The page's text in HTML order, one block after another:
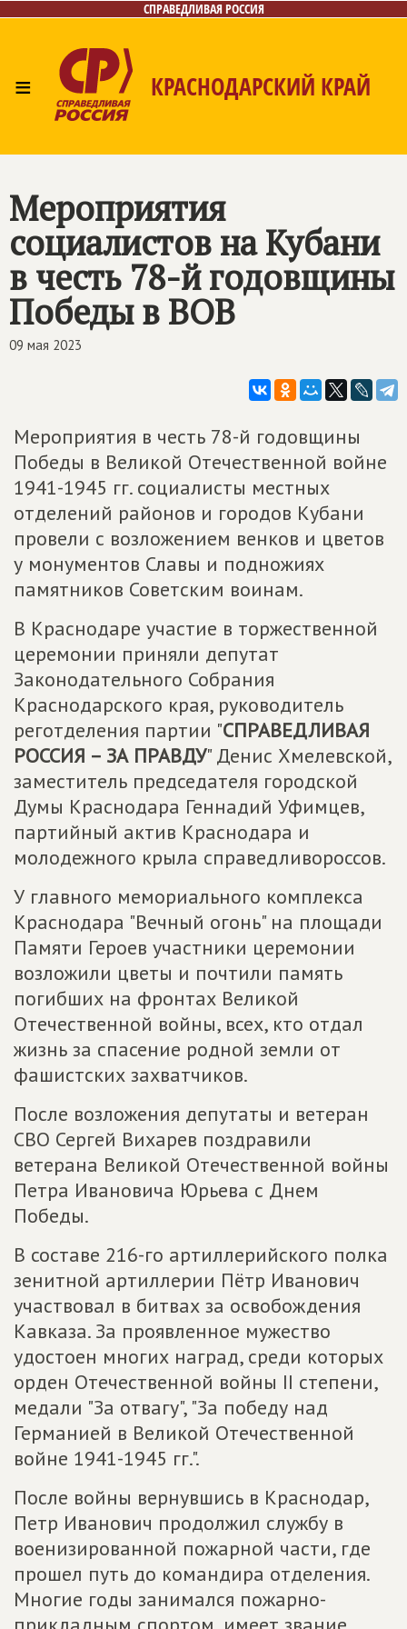
СПРАВЕДЛИВАЯ РОССИЯ
≡ КРАСНОДАРСКИЙ КРАЙ
Мероприятия
социалистов на Кубани
в честь 78-й годовщины
Победы в ВОВ
09 мая 2023
Мероприятия в честь 78-й годовщины
Победы в Великой Отечественной войне
1941-1945 гг. социалисты местных
отделений районов и городов Кубани
провели с возложением венков и цветов
у монументов Славы и подножиях
памятников Советским воинам.
В Краснодаре участие в торжественной
церемонии приняли депутат
Законодательного Собрания
Краснодарского края, руководитель
реготделения партии "СПРАВЕДЛИВАЯ
РОССИЯ – ЗА ПРАВДУ" Денис Хмелевской,
заместитель председателя городской
Думы Краснодара Геннадий Уфимцев,
партийный актив Краснодара и
молодежного крыла справедливороссов.
У главного мемориального комплекса
Краснодара "Вечный огонь" на площади
Памяти Героев участники церемонии
возложили цветы и почтили память
погибших на фронтах Великой
Отечественной войны, всех, кто отдал
жизнь за спасение родной земли от
фашистских захватчиков.
После возложения депутаты и ветеран
СВО Сергей Вихарев поздравили
ветерана Великой Отечественной войны
Петра Ивановича Юрьева с Днем
Победы.
В составе 216-го артиллерийского полка
зенитной артиллерии Пётр Иванович
участвовал в битвах за освобождения
Кавказа. За проявленное мужество
удостоен многих наград, среди которых
орден Отечественной войны II степени,
медали "За отвагу", "За победу над
Германией в Великой Отечественной
войне 1941-1945 гг.".
После войны вернувшись в Краснодар,
Петр Иванович продолжил службу в
военизированной пожарной части, где
прошел путь до командира отделения.
Многие годы занимался пожарно-